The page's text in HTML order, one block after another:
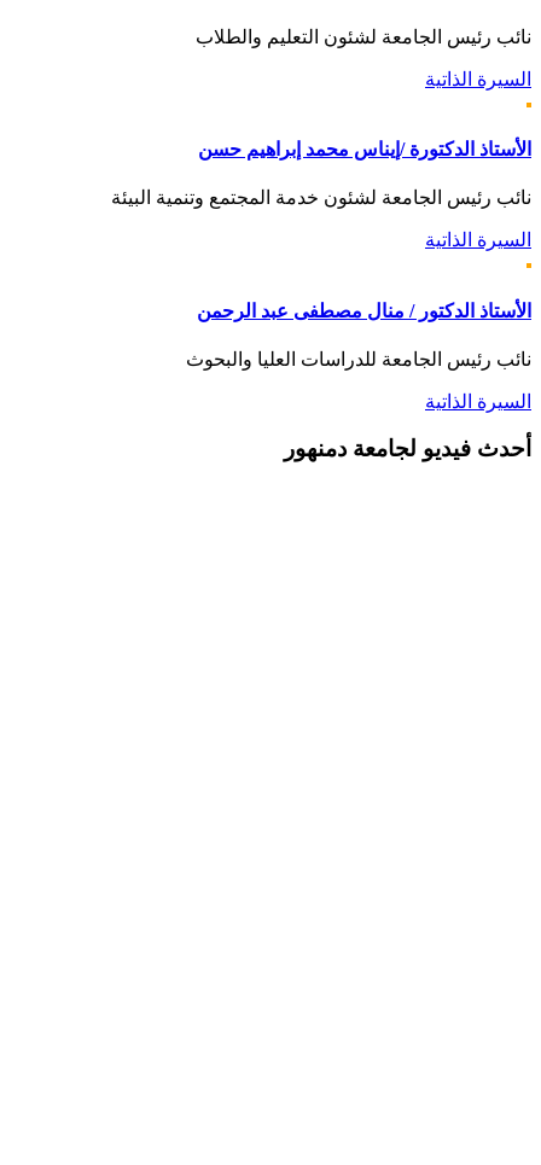
نائب رئيس الجامعة لشئون التعليم والطلاب
السيرة الذاتية
الأستاذ الدكتورة /إيناس محمد إبراهيم حسن
نائب رئيس الجامعة لشئون خدمة المجتمع وتنمية البيئة
السيرة الذاتية
الأستاذ الدكتور / منال مصطفى عبد الرحمن
نائب رئيس الجامعة للدراسات العليا والبحوث
السيرة الذاتية
أحدث فيديو لجامعة دمنهور